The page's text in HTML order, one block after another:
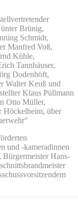
Brünig,
Schmidt,
Manfred Voß,
Kühle,
Tannhäuser,
Dodenhöft,
Walter Keuß und
Klaus Püllmann
Otto Müller,
Höckelheim, über
und -kameradinnen
Hans-